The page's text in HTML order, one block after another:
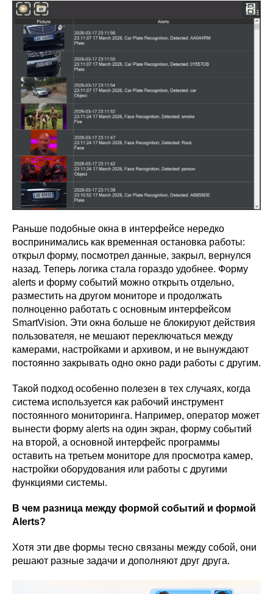
Раньше подобные окна в интерфейсе нередко
воспринимались как временная остановка работы:
открыл форму, посмотрел данные, закрыл, вернулся
назад. Теперь логика стала гораздо удобнее. Форму
alerts и форму событий можно открыть отдельно,
разместить на другом мониторе и продолжать
полноценно работать с основным интерфейсом
SmartVision. Эти окна больше не блокируют действия
пользователя, не мешают переключаться между
камерами, настройками и архивом, и не вынуждают
постоянно закрывать одно окно ради работы с другим.
Такой подход особенно полезен в тех случаях, когда
система используется как рабочий инструмент
постоянного мониторинга. Например, оператор может
вынести форму alerts на один экран, форму событий
на второй, а основной интерфейс программы
оставить на третьем мониторе для просмотра камер,
настройки оборудования или работы с другими
функциями системы.
В чем разница между формой событий и формой
Alerts?
Хотя эти две формы тесно связаны между собой, они
решают разные задачи и дополняют друг друга.